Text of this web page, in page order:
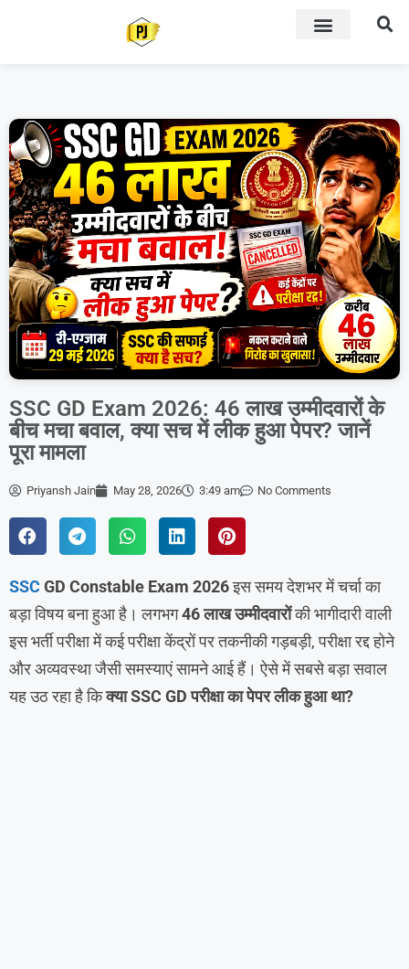
SSC GD Exam 2026: 46 लाख उम्मीदवारों के
बीच मचा बवाल, क्या सच में लीक हुआ पेपर? जानें
पूरा मामला
Priyansh Jain May 28, 2026 3:49 am No Comments
SSCGD Constable Exam 2026इस समय देशभर में चर्चा का
बड़ा विषय बना हुआ है। लगभग46 लाख उम्मीदवारोंकी भागीदारी वाली
इस भर्ती परीक्षा में कई परीक्षा केंद्रों पर तकनीकी गड़बड़ी, परीक्षा रद्द होने
और अव्यवस्था जैसी समस्याएं सामने आई हैं। ऐसे में सबसे बड़ा सवाल
यह उठ रहा है किक्या SSC GD परीक्षा का पेपर लीक हुआ था?